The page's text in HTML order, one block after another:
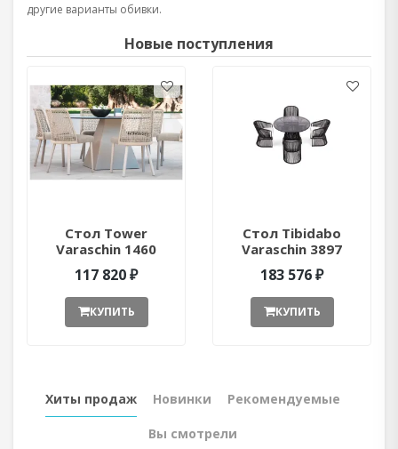
другие варианты обивки.
Новые поступления
Стол Tower
Varaschin 1460
ant377052
117 820 ₽
КУПИТЬ
Стол Tibidabo
Varaschin 3897
ant377051
183 576 ₽
КУПИТЬ
Хиты продаж Новинки Рекомендуемые
Вы смотрели